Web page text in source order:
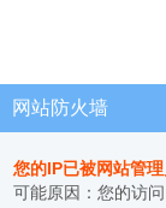
网站防火墙
您的IP已被网站管
可能原因：您的访